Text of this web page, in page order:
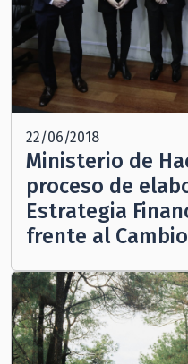
22/06/2018
Ministerio de
proceso de
Estrategia
frente al